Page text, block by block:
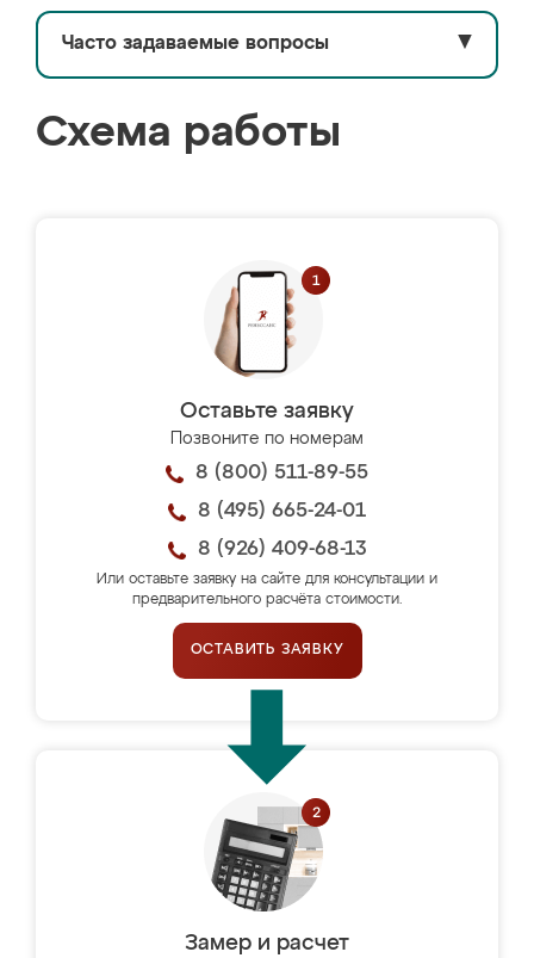
Часто задаваемые вопросы ▼
Схема работы
Оставьте заявку
Позвоните по номерам
8 (800) 511-89-55
8 (495) 665-24-01
8 (926) 409-68-13
Или оставьте заявку на сайте для консультации и
предварительного расчёта стоимости.
ОСТАВИТЬ ЗАЯВКУ
Замер и расчет